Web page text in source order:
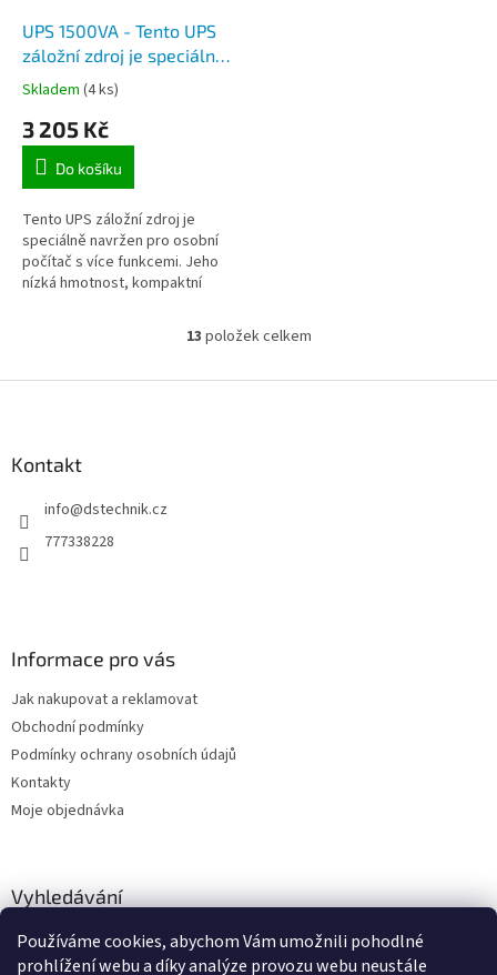
Používáme cookies, abychom Vám umožnili pohodlné
prohlížení webu a díky analýze provozu webu neustále
UPS 1500VA - Tento UPS
záložní zdroj je speciálně
navržen pro osobní
počítač s více funkcemi
Skladem (4 ks)
3 205 Kč
Do košíku
Tento UPS záložní zdroj je
speciálně navržen pro osobní
počítač s více funkcemi. Jeho
nízká hmotnost, kompaktní
O
l
13 položek celkem
Kontakt
info@dstechnik.cz
777338228
Informace pro vás
Jak nakupovat a reklamovat
Obchodní podmínky
Podmínky ochrany osobních údajů
Kontakty
Moje objednávka
Vyhledávání
HLEDAT